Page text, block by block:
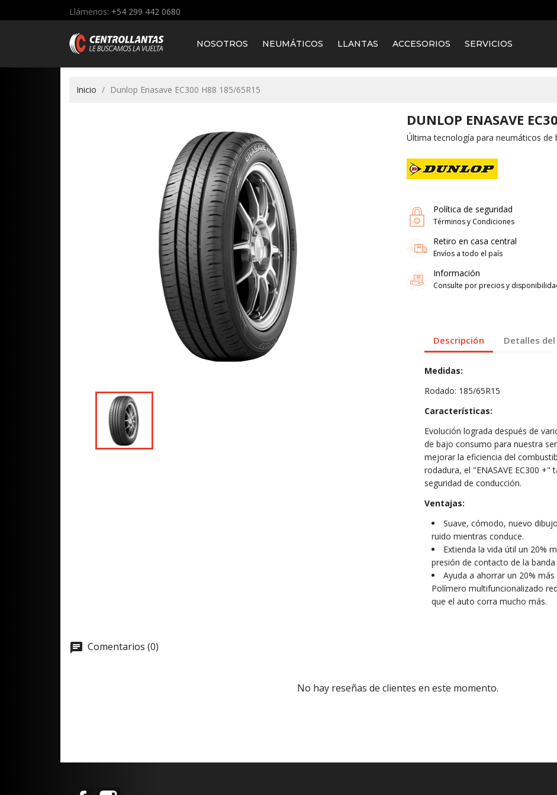
Llámenos: +54 299 442 0680
NOSOTROS NEUMÁTICOS LLANTAS ACCESORIOS SERVICIOS
Inicio Dunlop Enasave EC300 H88 185/65R15
DUNLOP ENASAVE
Última tecnología para neumáticos
Política de seguridad
Términos y Condiciones
Retiro en casa central
Envíos a todo el país
Información
Consulte por precios y
Descripción Detalles
Medidas:
Rodado: 185/65R15
Características:
Evolución lograda después de
de bajo consumo para nuestra
mejorar la eficiencia del
rodadura, el "ENASAVE EC300
seguridad de conducción.
Ventajas:
Suave, cómodo, nuevo
ruido mientras conduce.
Extienda la vida útil un 20%
presión de contacto de la
Ayuda a ahorrar un 20%
Polímero multifuncionalizado
que el auto corra mucho más.
Comentarios (0)
No hay reseñas de clientes en este momento.